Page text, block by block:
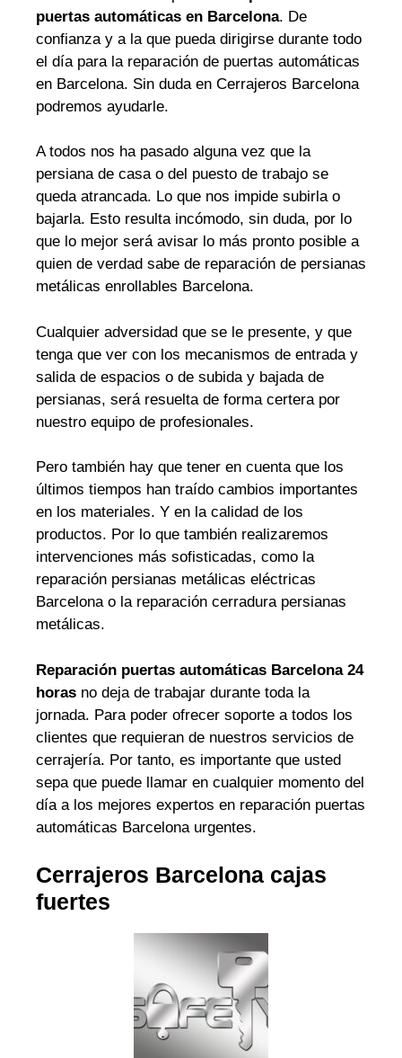
puertas automáticas en Barcelona. De
confianza y a la que pueda dirigirse durante todo
el día para la reparación de puertas automáticas
en Barcelona. Sin duda en Cerrajeros Barcelona
podremos ayudarle.
A todos nos ha pasado alguna vez que la
persiana de casa o del puesto de trabajo se
queda atrancada. Lo que nos impide subirla o
bajarla. Esto resulta incómodo, sin duda, por lo
que lo mejor será avisar lo más pronto posible a
quien de verdad sabe de reparación de persianas
metálicas enrollables Barcelona.
Cualquier adversidad que se le presente, y que
tenga que ver con los mecanismos de entrada y
salida de espacios o de subida y bajada de
persianas, será resuelta de forma certera por
nuestro equipo de profesionales.
Pero también hay que tener en cuenta que los
últimos tiempos han traído cambios importantes
en los materiales. Y en la calidad de los
productos. Por lo que también realizaremos
intervenciones más sofisticadas, como la
reparación persianas metálicas eléctricas
Barcelona o la reparación cerradura persianas
metálicas.
Reparación puertas automáticas Barcelona 24
horas no deja de trabajar durante toda la
jornada. Para poder ofrecer soporte a todos los
clientes que requieran de nuestros servicios de
cerrajería. Por tanto, es importante que usted
sepa que puede llamar en cualquier momento del
día a los mejores expertos en reparación puertas
automáticas Barcelona urgentes.
Cerrajeros Barcelona cajas
fuertes